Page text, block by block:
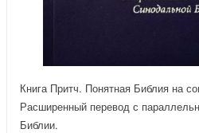
Книга Притч. Понятная Библия на
Расширенный перевод с
Библии.